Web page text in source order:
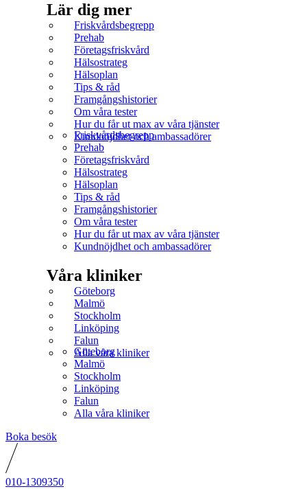
Lär dig mer
Friskvårdsbegrepp
Prehab
Företagsfriskvård
Hälsostrateg
Hälsoplan
Tips & råd
Framgångshistorier
Om våra tester
Hur du får ut max av våra tjänster
Kundnöjdhet och ambassadörer
Friskvårdsbegrepp
Prehab
Företagsfriskvård
Hälsostrateg
Hälsoplan
Tips & råd
Framgångshistorier
Om våra tester
Hur du får ut max av våra tjänster
Kundnöjdhet och ambassadörer
Våra kliniker
Göteborg
Malmö
Stockholm
Linköping
Falun
Alla våra kliniker
Göteborg
Malmö
Stockholm
Linköping
Falun
Alla våra kliniker
Boka besök
010-1309350